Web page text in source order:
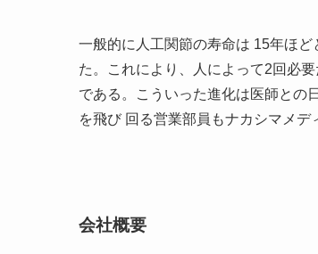
一般的に人工関節の寿命は 15年ほ
た。これにより、人によって2回必
である。こういった進化は医師との
を飛び 回る営業部員もナカシマメデ
会社概要